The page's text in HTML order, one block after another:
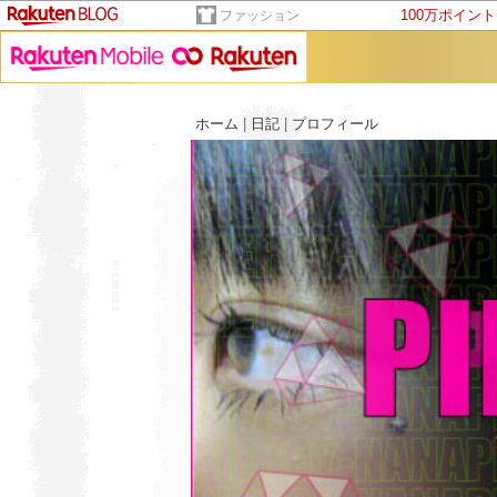
ファッション 100万ポイン
ホーム 日記 プロフィール